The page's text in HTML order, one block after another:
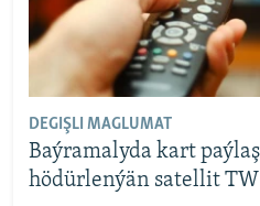
DEGIŞLI MAGLUMAT
Baýramalyda kart
hödürlenýän satellit